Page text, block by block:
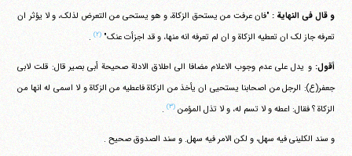
و قال فی النهایة : "فان عرفت من یستحق الزکاة، و هو یستحی من التعرض لذلک، و لا یؤثر ان
تعرفه جاز لک ان تعطیه الزکاة و ان لم تعرفه انه منها، و قد اجزأت عنک"(۲) .
أقول:و یدل علی عدم وجوب الاعلام مضافا الی اطلاق الادلة صحیحة أبی بصیر قال: قلت لابی
جعفر(ع): الرجل من اصحابنا یستحیی ان یأخذ من الزکاة فاعطیه من الزکاة و لا اسمی له انها من
الزکاة ؟ فقال: اعطه و لا تسم له، و لا تذل المؤمن(۳) .
و سند الکلینی فیه سهل، و لکن الامر فیه سهل. و سند الصدوق صحیح .